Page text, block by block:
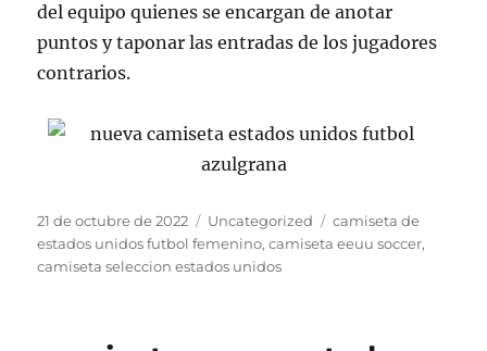
del equipo quienes se encargan de anotar
puntos y taponar las entradas de los jugadores
contrarios.
Publicado
el
21 de octubre de 2022 Categorías
Uncategorized Etiquetas
camiseta de
estados unidos futbol femenino,camiseta eeuu soccer,
camiseta seleccion estados unidos